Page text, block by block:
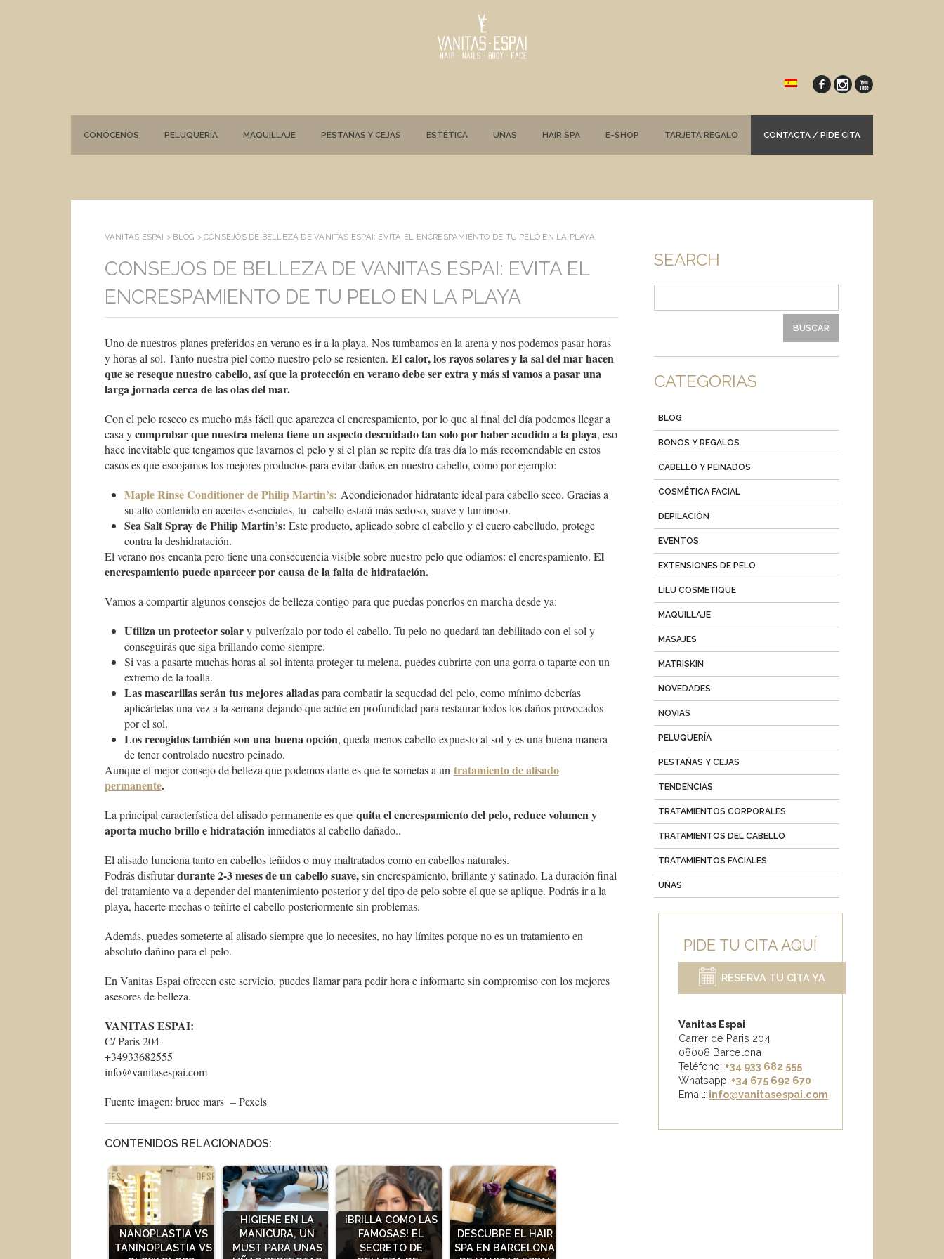
CONÓCENOS PELUQUERÍA MAQUILLAJE PESTAÑAS Y CEJAS ESTÉTICA UÑAS HAIR SPA E-SHOP TARJETA REGALO CONTACTA / PIDE CITA
VANITAS ESPAI > BLOG > CONSEJOS DE BELLEZA DE VANITAS ESPAI: EVITA EL ENCRESPAMIENTO DE TU PELO EN LA PLAYA
CONSEJOS DE BELLEZA DE VANITAS ESPAI: EVITA EL
ENCRESPAMIENTO DE TU PELO EN LA PLAYA
Uno de nuestros planes preferidos en verano es ir a la playa. Nos tumbamos en la arena y nos podemos pasar horas
y horas al sol. Tanto nuestra piel como nuestro pelo se resienten. El calor, los rayos solares y la sal del mar hacen
que se reseque nuestro cabello, así que la protección en verano debe ser extra y más si vamos a pasar una
larga jornada cerca de las olas del mar.
Con el pelo reseco es mucho más fácil que aparezca el encrespamiento, por lo que al final del día podemos llegar a
casa ycomprobar que nuestra melena tiene un aspecto descuidado tan solo por haber acudido a la playa, eso
hace inevitable que tengamos que lavarnos el pelo y si el plan se repite día tras día lo más recomendable en estos
casos es que escojamos los mejores productos para evitar daños en nuestro cabello, como por ejemplo:
Maple Rinse Conditioner de Philip Martin’s: Acondicionador hidratante ideal para cabello seco. Gracias a
su alto contenido en aceites esenciales, tu cabello estará más sedoso, suave y luminoso.
Sea Salt Spray de Philip Martin’s: Este producto, aplicado sobre el cabello y el cuero cabelludo, protege
contra la deshidratación.
El verano nos encanta pero tiene una consecuencia visible sobre nuestro pelo que odiamos: el encrespamiento. El
encrespamiento puede aparecer por causa de la falta de hidratación.
Vamos a compartir algunos consejos de belleza contigo para que puedas ponerlos en marcha desde ya:
Utiliza un protector solary pulverízalo por todo el cabello. Tu pelo no quedará tan debilitado con el sol y
conseguirás que siga brillando como siempre.
Si vas a pasarte muchas horas al sol intenta proteger tu melena, puedes cubrirte con una gorra o taparte con un
extremo de la toalla.
Las mascarillas serán tus mejores aliadaspara combatir la sequedad del pelo, como mínimo deberías
aplicártelas una vez a la semana dejando que actúe en profundidad para restaurar todos los daños provocados
por el sol.
Los recogidos también son una buena opción, queda menos cabello expuesto al sol y es una buena manera
de tener controlado nuestro peinado.
Aunque el mejor consejo de belleza que podemos darte es que te sometas a un tratamiento de alisado
permanente.
La principal característica del alisado permanente es que quita el encrespamiento del pelo, reduce volumen y
aporta mucho brillo e hidratación inmediatos al cabello dañado..
El alisado funciona tanto en cabellos teñidos o muy maltratados como en cabellos naturales.
Podrás disfrutardurante 2-3 meses de un cabello suave,sin encrespamiento, brillante y satinado. La duración final
del tratamiento va a depender del mantenimiento posterior y del tipo de pelo sobre el que se aplique. Podrás ir a la
playa, hacerte mechas o teñirte el cabello posteriormente sin problemas.
Además, puedes someterte al alisado siempre que lo necesites, no hay límites porque no es un tratamiento en
absoluto dañino para el pelo.
En Vanitas Espai ofrecen este servicio, puedes llamar para pedir hora e informarte sin compromiso con los mejores
asesores de belleza.
VANITAS ESPAI:
C/ Paris 204
+34933682555
info@vanitasespai.com
Fuente imagen: bruce mars – Pexels
CONTENIDOS RELACIONADOS:
NANOPLASTIA VS
TANINOPLASTIA VS
HIGIENE EN LA
MANICURA, UN
MUST PARA UNAS
¡BRILLA COMO LAS
FAMOSAS! EL
SECRETO DE
DESCUBRE EL HAIR
SPA EN BARCELONA
SEARCH
CATEGORIAS
BLOG
BONOS Y REGALOS
CABELLO Y PEINADOS
COSMÉTICA FACIAL
DEPILACIÓN
EVENTOS
EXTENSIONES DE PELO
LILU COSMETIQUE
MAQUILLAJE
MASAJES
MATRISKIN
NOVEDADES
NOVIAS
PELUQUERÍA
PESTAÑAS Y CEJAS
TENDENCIAS
TRATAMIENTOS CORPORALES
TRATAMIENTOS DEL CABELLO
TRATAMIENTOS FACIALES
UÑAS
PIDE TU CITA AQUÍ
RESERVA TU CITA YA
Vanitas Espai
Carrer de Paris 204
08008 Barcelona
Teléfono: +34 933 682 555
Whatsapp: +34 675 692 670
Email: info@vanitasespai.com